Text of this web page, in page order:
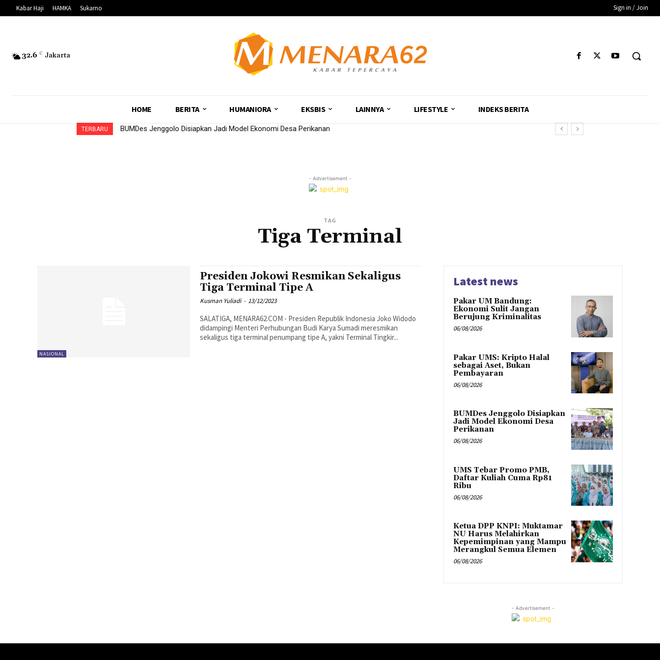
Kabar Haji HAMKA Sukarno Sign in / Join
32.6 C Jakarta
HOME BERITA HUMANIORA EKSBIS LAINNYA LIFESTYLE INDEKS BERITA
TERBARU BUMDes Jenggolo Disiapkan Jadi Model Ekonomi Desa Perikanan
- Advertisement -
TAG
Tiga Terminal
NASIONAL
Presiden Jokowi Resmikan Sekaligus
Tiga Terminal Tipe A
Kusman Yuliadi - 13/12/2023
SALATIGA, MENARA62.COM - Presiden Republik Indonesia Joko Widodo
didampingi Menteri Perhubungan Budi Karya Sumadi meresmikan
sekaligus tiga terminal penumpang tipe A, yakni Terminal Tingkir...
Latest news
Pakar UM Bandung:
Ekonomi Sulit Jangan
Berujung Kriminalitas
06/08/2026
Pakar UMS: Kripto Halal
sebagai Aset, Bukan
Pembayaran
06/08/2026
BUMDes Jenggolo Disiapkan
Jadi Model Ekonomi Desa
Perikanan
06/08/2026
UMS Tebar Promo PMB,
Daftar Kuliah Cuma Rp81
Ribu
06/08/2026
Ketua DPP KNPI: Muktamar
NU Harus Melahirkan
Kepemimpinan yang Mampu
Merangkul Semua Elemen
06/08/2026
- Advertisement -